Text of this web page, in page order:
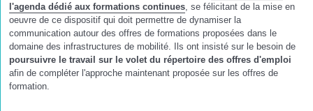
l'agenda dédié aux formations continues , se félicitant de la mise en
oeuvre de ce dispositif qui doit permettre de dynamiser la
communication autour des offres de formations proposées dans le
domaine des infrastructures de mobilité. Ils ont insisté sur le besoin de
poursuivre le travail sur le volet du répertoire des offres d'emploi
afin de compléter l'approche maintenant proposée sur les offres de
formation.